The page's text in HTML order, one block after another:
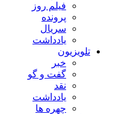
فیلم روز
پرونده
سریال
یادداشت
تلویزیون
خبر
گفت و گو
نقد
یادداشت
چهره ها